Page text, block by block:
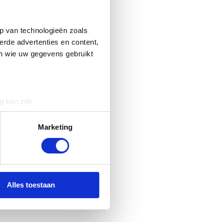
van technologieën zoals
advertenties en content,
wie uw gegevens gebruikt
kan zijn
detailgedeelte in. U kunt uw
partners voor social
die u aan ze heeft
Marketing
Alles toestaan